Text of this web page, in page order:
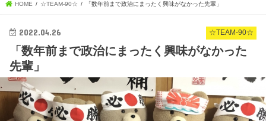
HOME ☆TEAM-90☆ 「数年前まで政治にまったく興味がなかった先輩」
☆TEAM-90☆
2022.04.26
「数年前まで政治にまったく興味がなかった
先輩」